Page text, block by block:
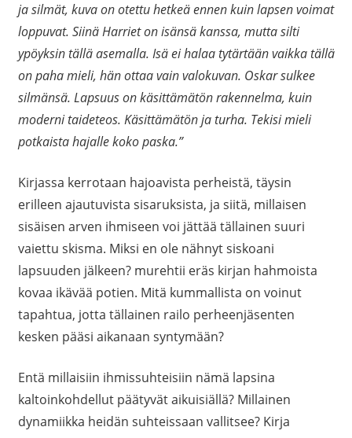
ja silmät, kuva on otettu hetkeä ennen kuin lapsen voimat
loppuvat. Siinä Harriet on isänsä kanssa, mutta silti
ypöyksin tällä asemalla. Isä ei halaa tytärtään vaikka tällä
on paha mieli, hän ottaa vain valokuvan. Oskar sulkee
silmänsä. Lapsuus on käsittämätön rakennelma, kuin
moderni taideteos. Käsittämätön ja turha. Tekisi mieli
potkaista hajalle koko paska.”
Kirjassa kerrotaan hajoavista perheistä, täysin
erilleen ajautuvista sisaruksista, ja siitä, millaisen
sisäisen arven ihmiseen voi jättää tällainen suuri
vaiettu skisma. Miksi en ole nähnyt siskoani
lapsuuden jälkeen? murehtii eräs kirjan hahmoista
kovaa ikävää potien. Mitä kummallista on voinut
tapahtua, jotta tällainen railo perheenjäsenten
kesken pääsi aikanaan syntymään?
Entä millaisiin ihmissuhteisiin nämä lapsina
kaltoinkohdellut päätyvät aikuisiällä? Millainen
dynamiikka heidän suhteissaan vallitsee? Kirja